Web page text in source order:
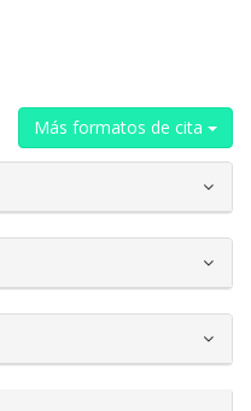
Más formatos de cita